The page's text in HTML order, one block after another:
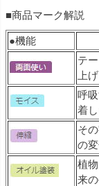
■商品マーク解説
●機能
テ
上
呼
着
そ
の
植
来